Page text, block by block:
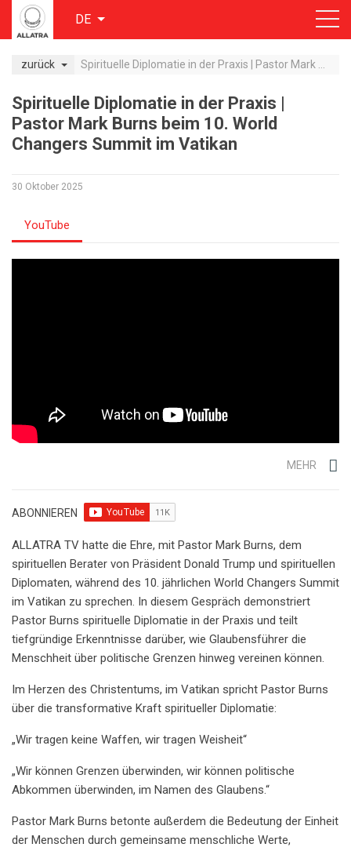
DE
zurück
Spirituelle Diplomatie in der Praxis |
Pastor Mark Burns beim 10. World
Changers Summit im Vatikan
30 Oktober 2025
YouTube
MEHR
ABONNIEREN
ALLATRA TV hatte die Ehre, mit Pastor Mark Burns, dem
spirituellen Berater von Präsident Donald Trump und spirituellen
Diplomaten, während des 10. jährlichen World Changers Summit
im Vatikan zu sprechen. In diesem Gespräch demonstriert
Pastor Burns spirituelle Diplomatie in der Praxis und teilt
tiefgründige Erkenntnisse darüber, wie Glaubensführer die
Menschheit über politische Grenzen hinweg vereinen können.
Im Herzen des Christentums, im Vatikan spricht Pastor Burns
über die transformative Kraft spiritueller Diplomatie:
„Wir tragen keine Waffen, wir tragen Weisheit“
„Wir können Grenzen überwinden, wir können politische
Abkommen überwinden, im Namen des Glaubens.“
Pastor Mark Burns betonte außerdem die Bedeutung der Einheit
der Menschen durch gemeinsame menschliche Werte,